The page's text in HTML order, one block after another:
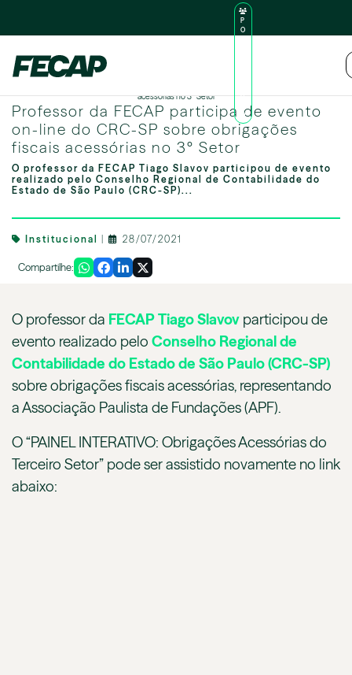
P
O
U
O
acessórias no 3º Setor
Professor da FECAP participa de evento
on-line do CRC-SP sobre obrigações
fiscais acessórias no 3º Setor
O professor da FECAP Tiago Slavov participou de evento
realizado pelo Conselho Regional de Contabilidade do
Estado de São Paulo (CRC-SP)...
Institucional 28/07/2021
Compartilhe:
O professor da FECAPTiago Slavov participou de
evento realizado pelo Conselho Regional de
Contabilidade do Estado de São Paulo (CRC-SP)
sobre obrigações fiscais acessórias, representando
a Associação Paulista de Fundações (APF).
O “PAINEL INTERATIVO: Obrigações Acessórias do
Terceiro Setor” pode ser assistido novamente no link
abaixo: